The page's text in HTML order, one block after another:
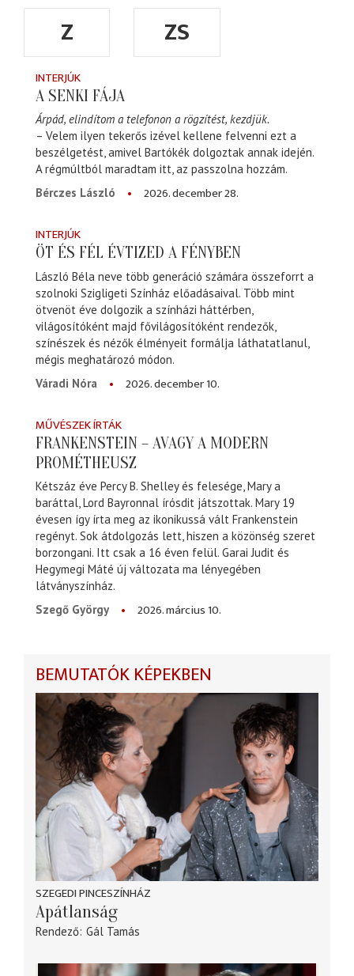
Z
ZS
INTERJÚK
A SENKI FÁJA
Árpád, elindítom a telefonon a rögzítést, kezdjük.
– Velem ilyen tekerős izével kellene felvenni ezt a
beszélgetést, amivel Bartókék dolgoztak annak idején.
A régmúltból maradtam itt, az passzolna hozzám.
Bérczes László
2026. december 28.
INTERJÚK
ÖT ÉS FÉL ÉVTIZED A FÉNYBEN
László Béla neve több generáció számára összeforrt a
szolnoki Szigligeti Színház előadásaival. Több mint
ötvenöt éve dolgozik a színházi háttérben,
világosítóként majd fővilágosítóként rendezők,
színészek és nézők élményeit formálja láthatatlanul,
mégis meghatározó módon.
Váradi Nóra
2026. december 10.
MŰVÉSZEK ÍRTÁK
FRANKENSTEIN – AVAGY A MODERN
PROMÉTHEUSZ
Kétszáz éve Percy B. Shelley és felesége, Mary a
baráttal, Lord Bayronnal írósdit játszottak. Mary 19
évesen így írta meg az ikonikussá vált Frankenstein
regényt. Sok átdolgozás lett, hiszen a közönség szeret
borzongani. Itt csak a 16 éven felül. Garai Judit és
Hegymegi Máté új változata ma lényegében
látványszínház.
Szegő György
2026. március 10.
BEMUTATÓK KÉPEKBEN
SZEGEDI PINCESZÍNHÁZ
Apátlanság
Rendező Gál Tamás